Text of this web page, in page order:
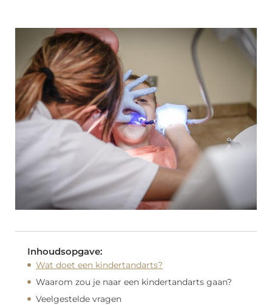
Inhoudsopgave:
Wat doet een kindertandarts?
Waarom zou je naar een kindertandarts gaan?
Veelgestelde vragen